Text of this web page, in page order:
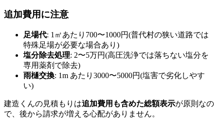
追加費用に注意
足場代: 1㎡あたり700〜1000円(普代村の狭い道路では
特殊足場が必要な場合あり)
塩分除去処理: 2〜5万円(高圧洗浄では落ちない塩分を
専用薬剤で除去)
雨樋交換: 1m あたり3000〜5000円(塩害で劣化しやす
い)
建造くんの見積もりは追加費用も含めた総額表示が原則なの
で、後から請求が増える心配がありません。